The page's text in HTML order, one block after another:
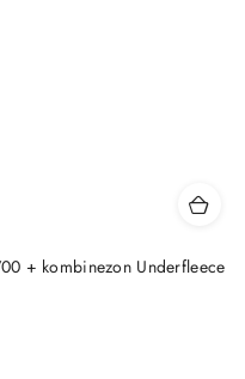
+ kombinezon Underfleece